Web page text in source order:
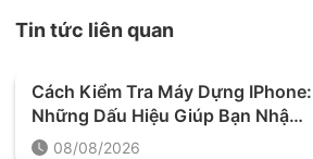
Tin tức liên quan
Cách Kiểm Tra Máy Dựng IPhone:
Những Dấu Hiệu Giúp Bạn Nhận
Biết Chính Xác
08/08/2026